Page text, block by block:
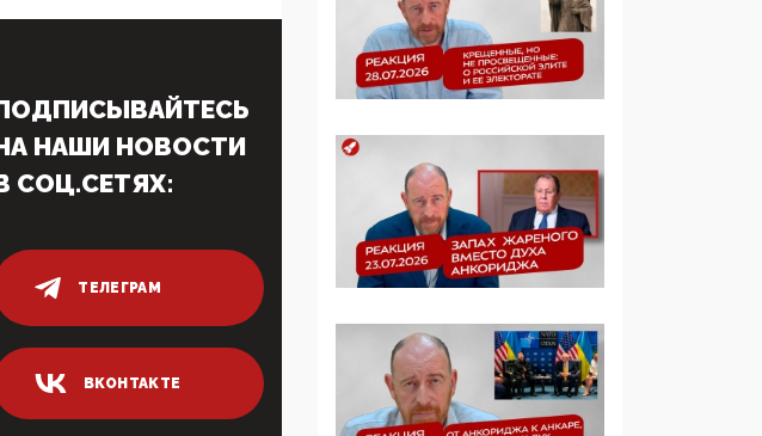
Разбор учебника
Обществознания под
редакцией Медведева:
суверенитет,
ценности и немного
двоемыслия
11:53, 09 Июня 2026
Прокуратура наконец
увидела
деятельность ИИТО
ЮНЕСКО в России, но
цифроглобалисты
продолжают
НАШИ НОВОСТИ
СОЦ.СЕТЯХ:
ТЕЛЕГРАМ
ВКОНТАКТЕ